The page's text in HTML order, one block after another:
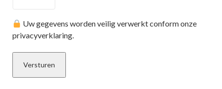
Uw gegevens worden veilig verwerkt conform onze
privacyverklaring.